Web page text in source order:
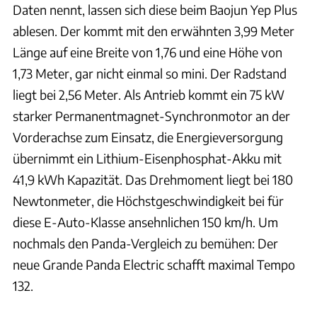
Daten nennt, lassen sich diese beim Baojun Yep Plus
ablesen. Der kommt mit den erwähnten 3,99 Meter
Länge auf eine Breite von 1,76 und eine Höhe von
1,73 Meter, gar nicht einmal so mini. Der Radstand
liegt bei 2,56 Meter. Als Antrieb kommt ein 75 kW
starker Permanentmagnet-Synchronmotor an der
Vorderachse zum Einsatz, die Energieversorgung
übernimmt ein Lithium-Eisenphosphat-Akku mit
41,9 kWh Kapazität. Das Drehmoment liegt bei 180
Newtonmeter, die Höchstgeschwindigkeit bei für
diese E-Auto-Klasse ansehnlichen 150 km/h. Um
nochmals den Panda-Vergleich zu bemühen: Der
neue Grande Panda Electric schafft maximal Tempo
132.